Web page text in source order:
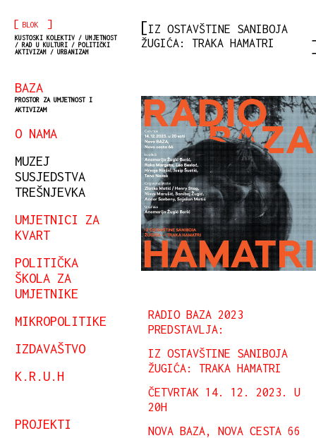
[ BLOK ]
KUSTOSKI KOLEKTIV / UMJETNOST
/ RAD U KULTURI / POLITIČKI
AKTIVIZAM / URBANIZAM
BAZA
PROSTOR ZA UMJETNOST I
AKTIVIZAM
O NAMA
MUZEJ
SUSJEDSTVA
TREŠNJEVKA
UMJETNICI ZA
KVART
POLITIČKA
ŠKOLA ZA
UMJETNIKE
MIKROPOLITIKE
IZDAVAŠTVO
K.R.U.H
PROJEKTI
IZ OSTAVŠTINE SANIBOJA
ŽUGIĆA: TRAKA HAMATRI
RADIO BAZA 2023
PREDSTAVLJA:
IZ OSTAVŠTINE SANIBOJA
ŽUGIĆA: TRAKA HAMATRI
ČETVRTAK 14. 12. 2023. U
20H
NOVA BAZA, NOVA CESTA 66